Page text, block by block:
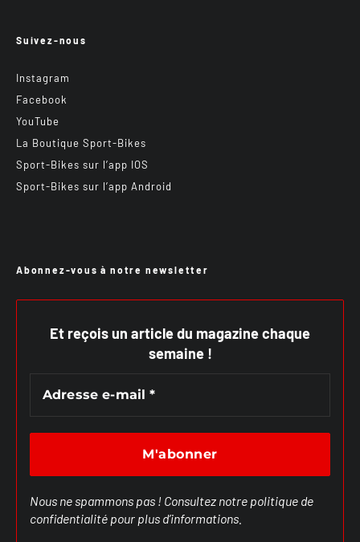
Suivez-nous
Instagram
Facebook
YouTube
La Boutique Sport-Bikes
Sport-Bikes sur l’app IOS
Sport-Bikes sur l’app Android
Abonnez-vous à notre newsletter
Et reçois un article du magazine chaque
semaine !
Nous ne spammons pas ! Consultez notre politique de
confidentialité pour plus d’informations.